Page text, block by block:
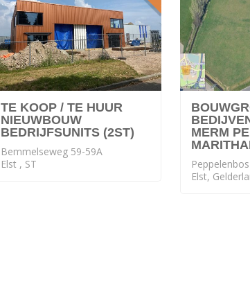
TE KOOP / TE HUUR
NIEUWBOUW
BEDRIJFSUNITS (2ST)
Bemmelseweg 59-59A
Elst , ST
MERM
Peppelenbos
Elst,